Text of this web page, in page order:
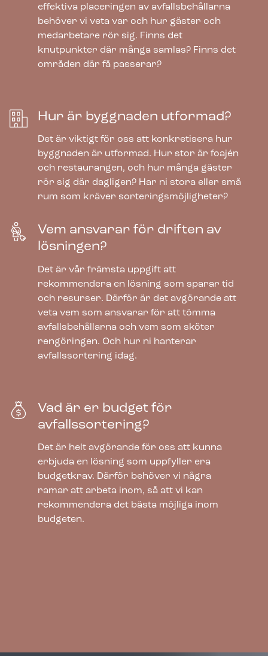
999.00€
exkl. moms
Bica Modell 868 Avfallssortering 3×65
liter Öppna inkast
effektiva placeringen av avfallsbehållarna
behöver vi veta var och hur gäster och
medarbetare rör sig. Finns det
knutpunkter där många samlas? Finns det
områden där få passerar?
Hur är byggnaden utformad?
Det är viktigt för oss att konkretisera hur
byggnaden är utformad. Hur stor är foajén
och restaurangen, och hur många gäster
rör sig där dagligen? Har ni stora eller små
rum som kräver sorteringsmöjligheter?
Vem ansvarar för driften av
lösningen?
Det är vår främsta uppgift att
rekommendera en lösning som sparar tid
och resurser. Därför är det avgörande att
veta vem som ansvarar för att tömma
avfallsbehållarna och vem som sköter
rengöringen. Och hur ni hanterar
avfallssortering idag.
Vad är er budget för
avfallssortering?
Det är helt avgörande för oss att kunna
erbjuda en lösning som uppfyller era
budgetkrav. Därför behöver vi några
ramar att arbeta inom, så att vi kan
rekommendera det bästa möjliga inom
budgeten.